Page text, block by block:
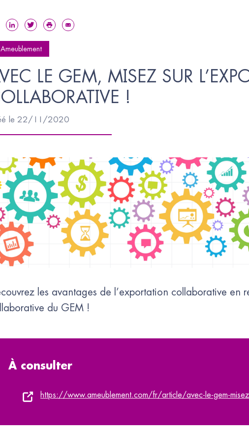
LE GEM, MISEZ SUR
!
le 22/11/2020
les avantages de l’exportation collaborative en
du GEM !
À consulter
https://www.ameublement.com/fr/article/avec-le-gem-